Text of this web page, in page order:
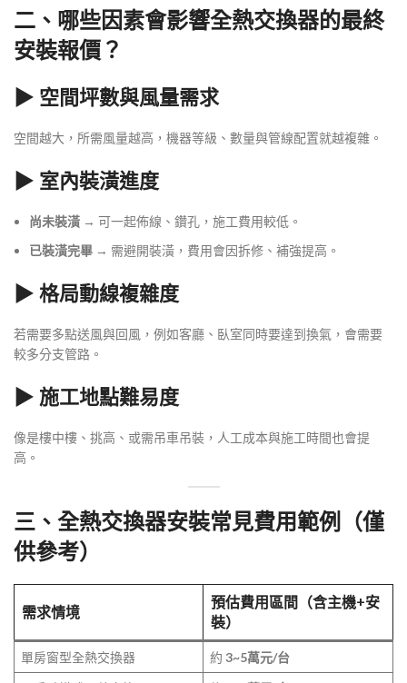
二、哪些因素會影響全熱交換器的最終
安裝報價？
▶ 空間坪數與風量需求
空間越大，所需風量越高，機器等級、數量與管線配置就越複雜。
▶ 室內裝潢進度
尚未裝潢 → 可一起佈線、鑽孔，施工費用較低。
已裝潢完畢 → 需避開裝潢，費用會因拆修、補強提高。
▶ 格局動線複雜度
若需要多點送風與回風，例如客廳、臥室同時要達到換氣，會需要
較多分支管路。
▶ 施工地點難易度
像是樓中樓、挑高、或需吊車吊裝，人工成本與施工時間也會提
高。
三、全熱交換器安裝常見費用範例（僅
供參考）
需求情境
預估費用區間（含主機+安
裝）
單房窗型全熱交換器 約 3~5萬元/台